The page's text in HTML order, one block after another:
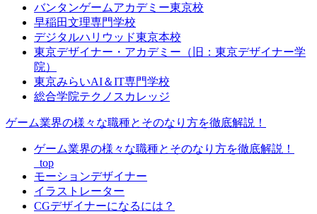
バンタンゲームアカデミー東京校
早稲田文理専門学校
デジタルハリウッド東京本校
東京デザイナー・アカデミー（旧：東京デザイナー学
院）
東京みらいAI＆IT専門学校
総合学院テクノスカレッジ
ゲーム業界の様々な職種とそのなり方を徹底解説！
ゲーム業界の様々な職種とそのなり方を徹底解説！
_top
モーションデザイナー
イラストレーター
CGデザイナーになるには？